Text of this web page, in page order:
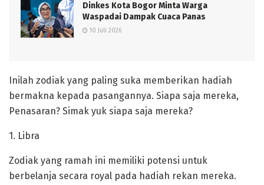
Dinkes Kota Bogor Minta Warga
Waspadai Dampak Cuaca Panas
10 Juli 2026
Inilah zodiak yang paling suka memberikan hadiah
bermakna kepada pasangannya. Siapa saja mereka,
Penasaran? Simak yuk siapa saja mereka?
1. Libra
Zodiak yang ramah ini memiliki potensi untuk
berbelanja secara royal pada hadiah rekan mereka.